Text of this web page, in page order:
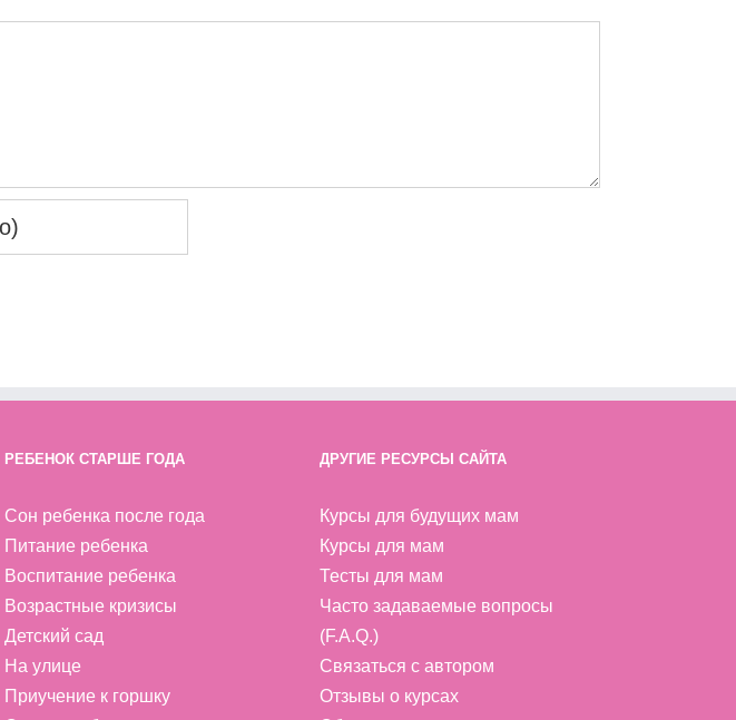
РЕБЕНОК СТАРШЕ ГОДА
Сон ребенка после года
Питание ребенка
Воспитание ребенка
Возрастные кризисы
Детский сад
На улице
Приучение к горшку
ДРУГИЕ РЕСУРСЫ САЙТА
Курсы для будущих мам
Курсы для мам
Тесты для мам
Часто задаваемые вопросы
(F.A.Q.)
Связаться с автором
Отзывы о курсах